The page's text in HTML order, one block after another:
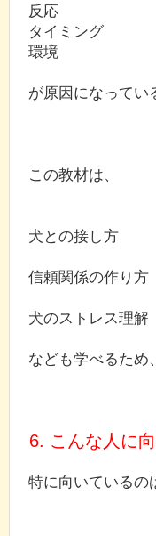
反応
タイミング
環境
が原因になってい
この教材は、
犬との接し方
信頼関係の作り方
犬のストレス理解
なども学べるため
6. こんな人に
特に向いているの